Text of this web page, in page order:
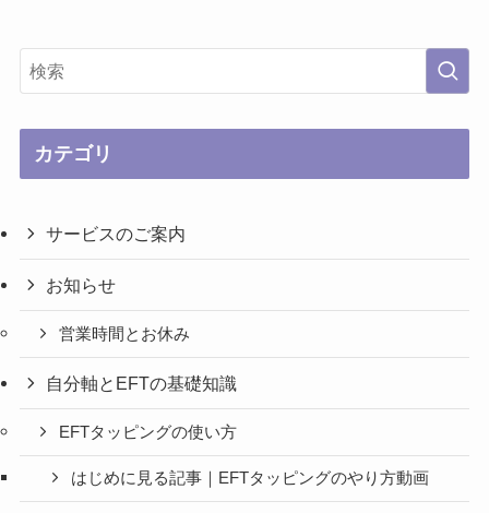
カテゴリ
サービスのご案内
お知らせ
営業時間とお休み
自分軸とEFTの基礎知識
EFTタッピングの使い方
はじめに見る記事｜EFTタッピングのやり方動画